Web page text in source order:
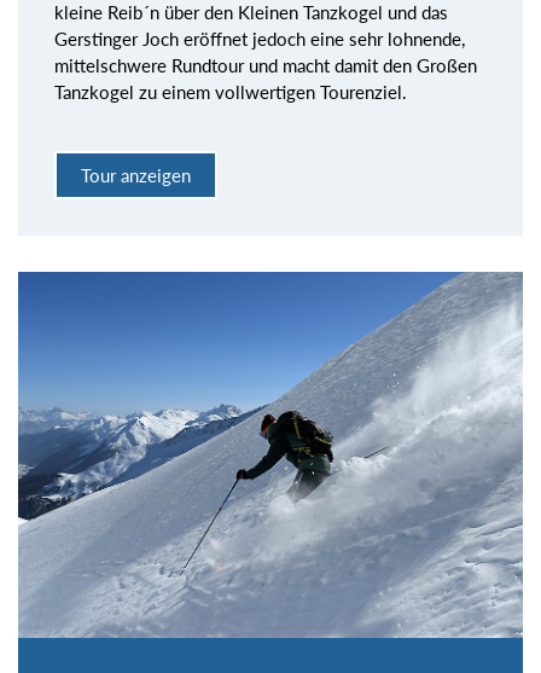
kleine Reib´n über den Kleinen Tanzkogel und das
Gerstinger Joch eröffnet jedoch eine sehr lohnende,
mittelschwere Rundtour und macht damit den Großen
Tanzkogel zu einem vollwertigen Tourenziel.
Tour anzeigen